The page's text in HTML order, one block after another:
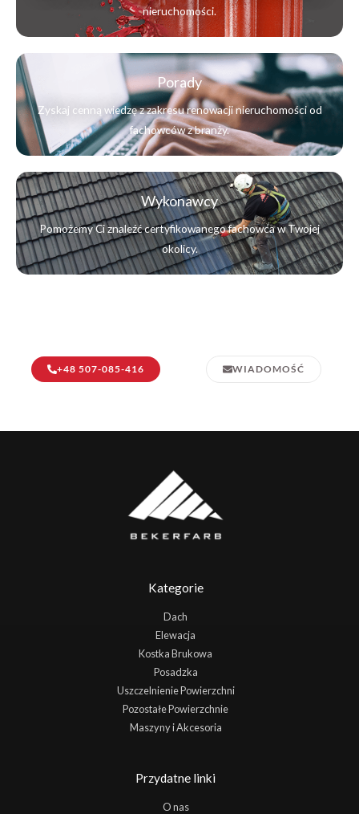
nieruchomości.
Porady
Zyskaj cenną wiedzę z zakresu renowacji nieruchomości od
fachowców z branży.
Wykonawcy
Pomożemy Ci znaleźć certyfikowanego fachowca w Twojej
okolicy.
+48 507-085-416 WIADOMOŚĆ
Kategorie
Dach
Elewacja
Kostka Brukowa
Posadzka
Uszczelnienie Powierzchni
Pozostałe Powierzchnie
Maszyny i Akcesoria
Przydatne linki
O nas